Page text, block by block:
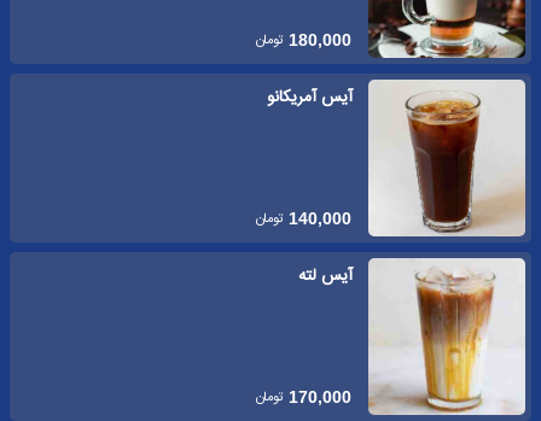
180,000 تومان
آیس آمریکانو
140,000 تومان
آیس لته
170,000 تومان